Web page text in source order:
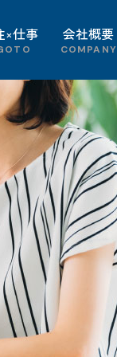
×仕事 会社概要
COMPANY